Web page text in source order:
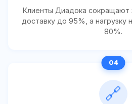
Клиенты Диадока сокращают
доставку до 95%, а нагрузку
80%.
🔗